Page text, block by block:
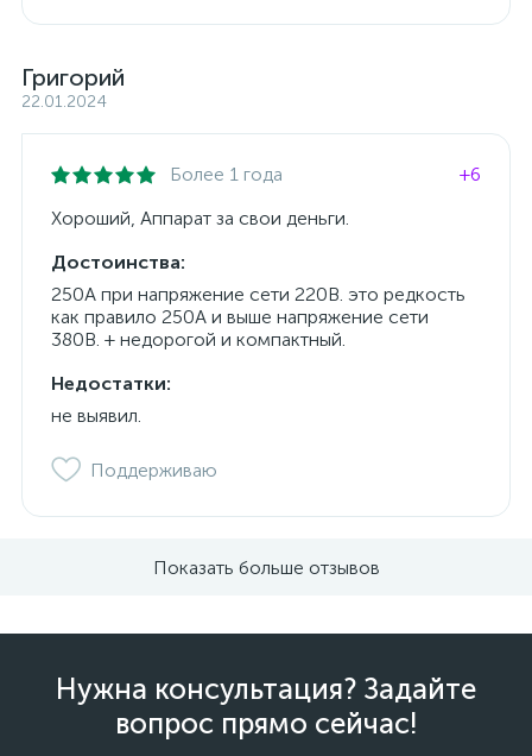
Григорий
22.01.2024
Более 1 года
+6
Хороший, Аппарат за свои деньги.
Достоинства:
250А при напряжение сети 220В. это редкость
как правило 250А и выше напряжение сети
380В. + недорогой и компактный.
Недостатки:
не выявил.
Поддерживаю
Показать больше отзывов
Нужна консультация? Задайте
вопрос прямо сейчас!